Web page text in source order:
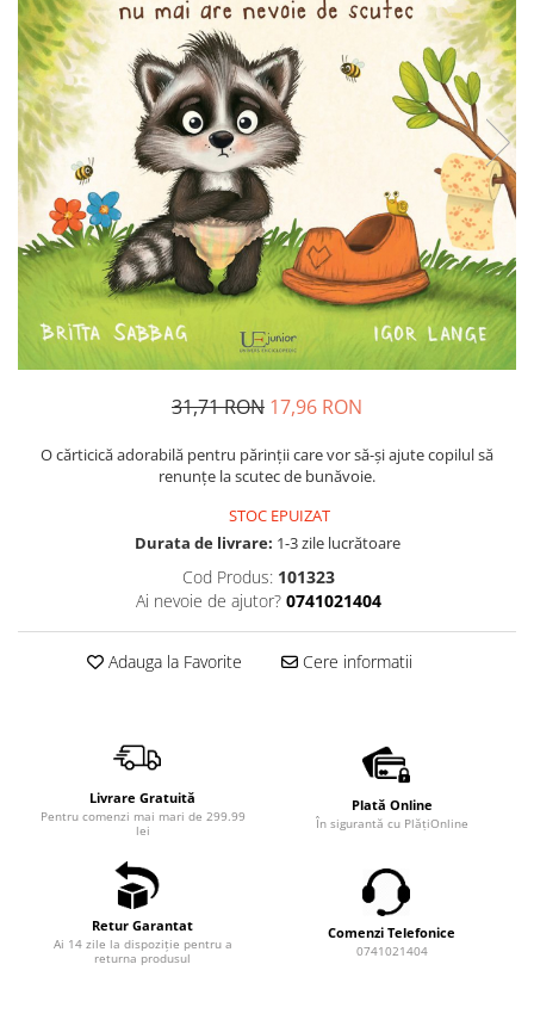
Usborne
31,71 RON 17,96 RON
O cărticică adorabilă pentru părinţii care vor să-şi ajute copilul să
renunţe la scutec de bunăvoie.
STOC EPUIZAT
Durata de livrare: 1-3 zile lucrătoare
Cod Produs: 101323
Ai nevoie de ajutor? 0741021404
Adauga la Favorite Cere informatii
Livrare Gratuită
Pentru comenzi mai mari de 299.99
lei
Plată Online
În sigurantă cu PlățiOnline
Retur Garantat
Ai 14 zile la dispoziție pentru a
returna produsul
Comenzi Telefonice
0741021404